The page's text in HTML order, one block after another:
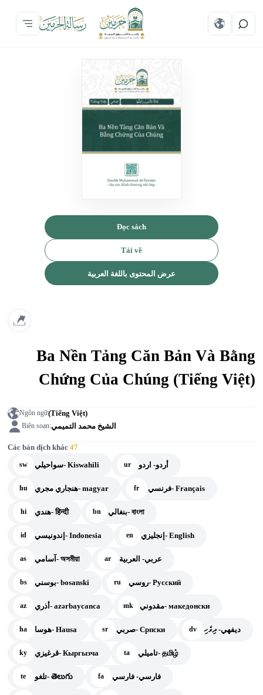
Đọc sách
Tải về
عرض المحتوى باللغة العربية
Ba Nền Tảng Căn Bản Và Bằng
Chứng Của Chúng (Tiếng Việt)
Ngôn ngữ(Tiếng Việt)
Biên soạn:الشيخ محمد التميمي
Các bản dịch khác47
sw سواحيلي- Kiswahili ur أردو- اردو
hu هنجاري مجري- magyar fr فرنسي- Français
hi هندي- हिन्दी bn بنغالي- বাংলা
id إندونيسي- Indonesia en إنجليزي- English
as آسامي- অসমীয়া ar عربي- العربية
bs بوسني- bosanski ru روسي- Русский
az أذري- azərbaycanca mk مقدوني- македонски
ha هوسا- Hausa sr صربي- Српски dv ديفهي- ދިވެހި
ky قرغيزي- Кыргызча ta تاميلي- தமிழ்
te تلغو- తెలుగు fa فارسي- فارسي